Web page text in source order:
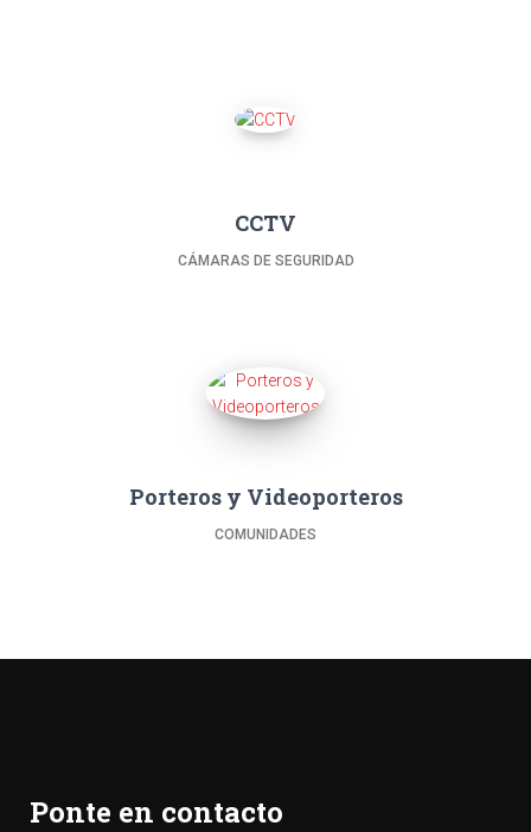
CCTV
CÁMARAS DE SEGURIDAD
Porteros y Videoporteros
COMUNIDADES
Ponte en contacto